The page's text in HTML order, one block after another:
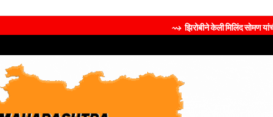
⇝ झिरोबीने केली मिलिंद सोमण यांची ब्रँड दूत म्हणून